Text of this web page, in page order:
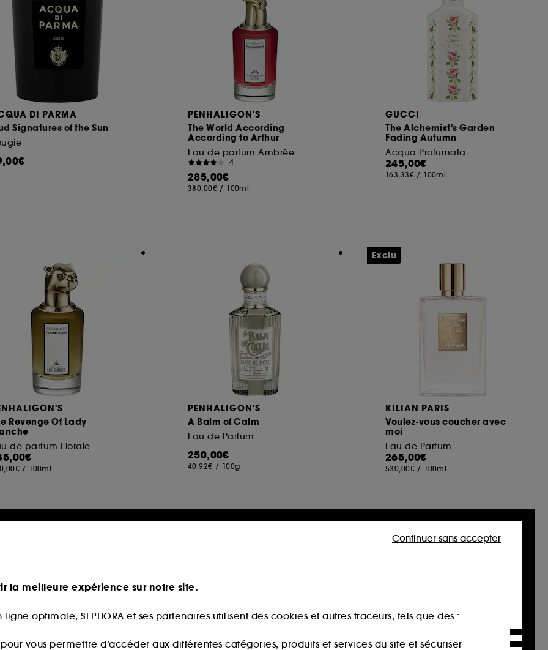
DI PARMA
Signatures of the Sun
PENHALIGON'S
The World According
According to Arthur
Eau de parfum Ambrée
4
285,00€
380,00€ / 100ml
GUCCI
The Alchemist's Garden
Fading Autumn
Acqua Profumata
245,00€
163,33€ / 100ml
Revenge Of Lady
de parfum Florale
/ 100ml
PENHALIGON'S
A Balm of Calm
Eau de Parfum
250,00€
40,92€ / 100g
KILIAN PARIS
Voulez-vous coucher avec
moi
Eau de Parfum
265,00€
530,00€ / 100ml
Exclu
la meilleure expérience sur notre site.
optimale, SEPHORA et ses partenaires utilisent des cookies et autres traceurs, tels que des :
pour vous permettre d’accéder aux différentes catégories, produits et services du site et sécuriser
Continuer sans accepter